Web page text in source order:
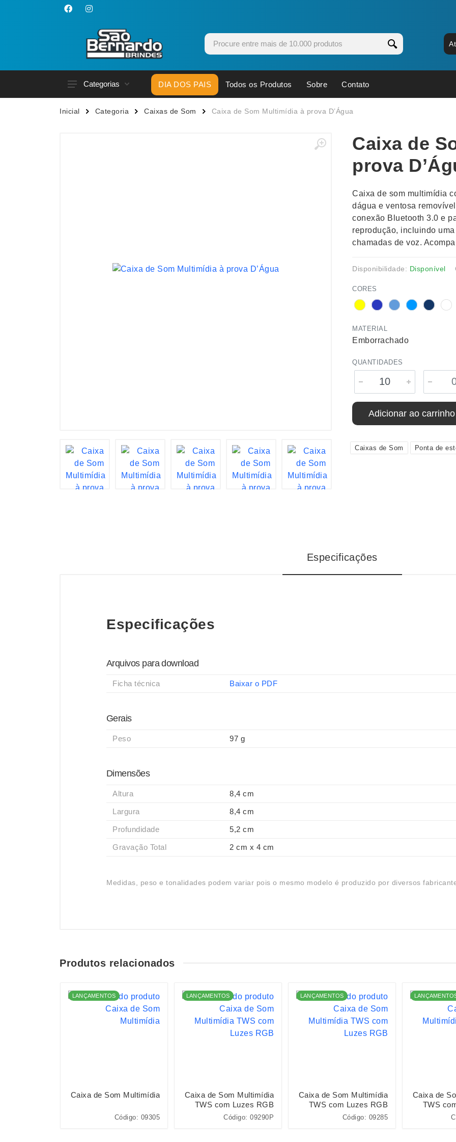
Categorias
Acessórios p/ Celular
Canecas
Copos
Cuidados Pessoais
Esporte e Jogos
Fones de
Guarda-
Kit
Kit Queijo
Lanternas
DIA DOS PAIS Todos os Produtos Sobre Contato
Inicial Categoria Caixas de Som Caixa de Som Multimídia à prova D’Água
Caixa de
prova
Caixa de som multimídia
dágua e ventosa
conexão Bluetooth 3.0 e
reprodução, incluindo
chamadas de voz.
Disponibilidade: Disponível
CORES
MATERIAL
Emborrachado
QUANTIDADES
Adicionar ao carrinho
Caixas de Som Ponta de
Especificações
Especificações
Arquivos para download
Ficha técnica Baixar o PDF
Gerais
Peso 97 g
Dimensões
Altura 8,4 cm
Largura 8,4 cm
Profundidade 5,2 cm
Gravação Total 2 cm x 4 cm
Medidas, peso e tonalidades podem variar pois o mesmo modelo é produzido por diversos
Produtos relacionados
LANÇAMENTOS
Caixa de Som Multimídia
Código: 09305
LANÇAMENTOS
Caixa de Som Multimídia
TWS com Luzes RGB
Código: 09290P
LANÇAMENTOS
Caixa de Som Multimídia
TWS com Luzes RGB
Código: 09285
Caixa de
TWS